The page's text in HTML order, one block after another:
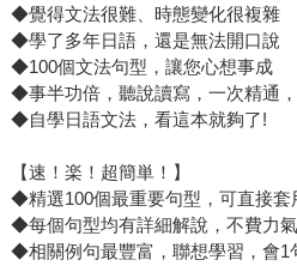
◆覺得文法很難、時態變化很複雜
◆學了多年日語，還是無法開口說
◆100個文法句型，讓您心想事成
◆事半功倍，聽說讀寫，一次精通，
◆自學日語文法，看這本就夠了!
【速！楽！超簡単！】
◆精選100個最重要句型，可直接套
◆每個句型均有詳細解說，不費力
◆相關例句最豐富，聯想學習，會1